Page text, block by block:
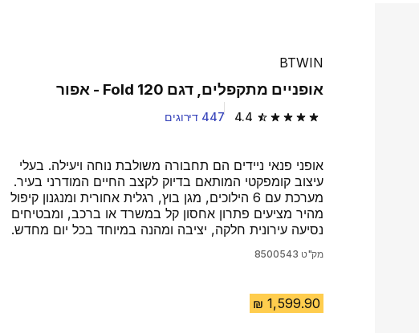
BTWIN
אופניים מתקפלים, דגם Fold 120 - אפור
4.4 4.4 out of 5 stars from 447 reviews 447 דירוגים
אופני פנאי ניידים הם תחבורה משולבת נוחה ויעילה. בעלי
עיצוב קומפקטי המותאם בדיוק לקצב החיים המודרני בעיר.
מערכת עם 6 הילוכים, מגן בוץ, רגלית אחורית ומנגנון קיפול
מהיר מציעים פתרון אחסון קל במשרד או ברכב, ומבטיחים
נסיעה עירונית חלקה, יציבה ומהנה במיוחד בכל יום מחדש.
מק"ט 8500543